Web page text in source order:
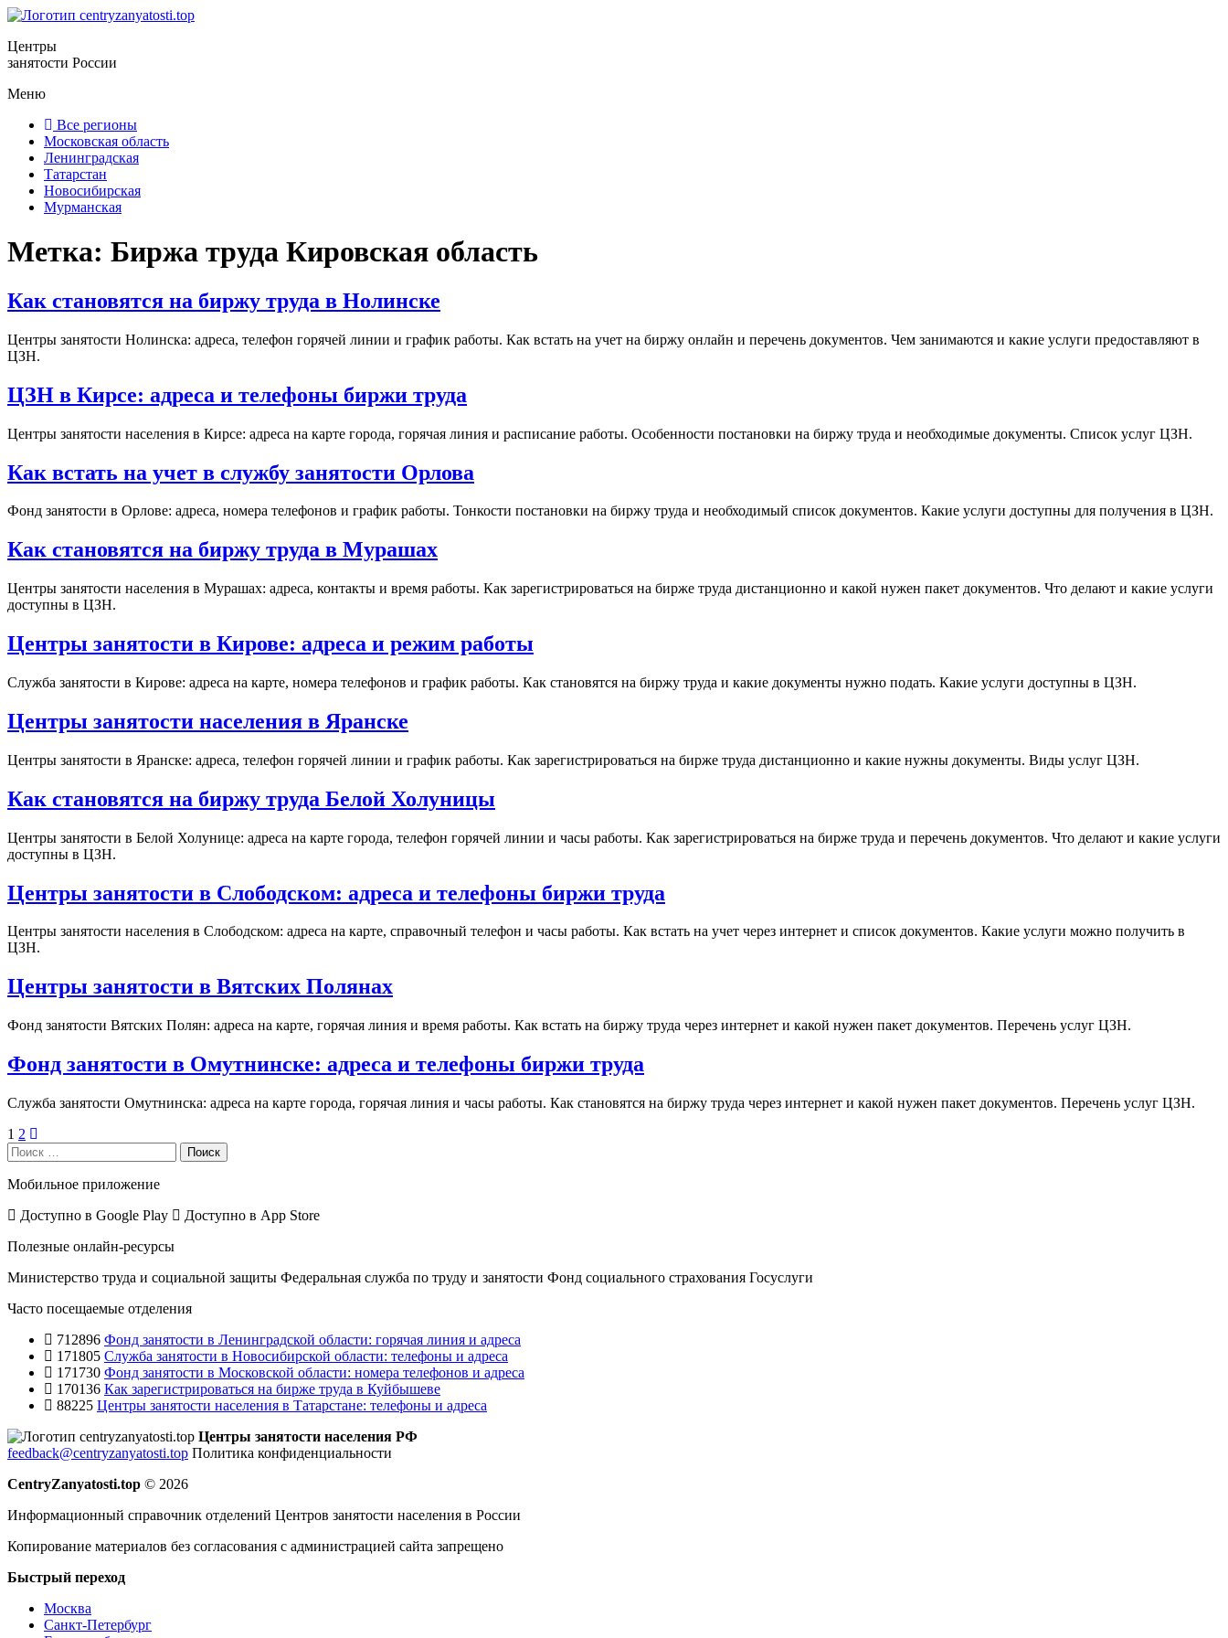
Центры
занятости России
Меню
Все регионы
Московская область
Ленинградская
Татарстан
Новосибирская
Мурманская
Метка: Биржа труда Кировская область
Как становятся на биржу труда в Нолинске
Центры занятости Нолинска: адреса, телефон горячей линии и график работы. Как встать на учет на биржу онлайн и перечень документов. Чем занимаются и какие услуги предоставляют в
ЦЗН.
ЦЗН в Кирсе: адреса и телефоны биржи труда
Центры занятости населения в Кирсе: адреса на карте города, горячая линия и расписание работы. Особенности постановки на биржу труда и необходимые документы. Список услуг ЦЗН.
Как встать на учет в службу занятости Орлова
Фонд занятости в Орлове: адреса, номера телефонов и график работы. Тонкости постановки на биржу труда и необходимый список документов. Какие услуги доступны для получения в ЦЗН.
Как становятся на биржу труда в Мурашах
Центры занятости населения в Мурашах: адреса, контакты и время работы. Как зарегистрироваться на бирже труда дистанционно и какой нужен пакет документов. Что делают и какие услуги
доступны в ЦЗН.
Центры занятости в Кирове: адреса и режим работы
Служба занятости в Кирове: адреса на карте, номера телефонов и график работы. Как становятся на биржу труда и какие документы нужно подать. Какие услуги доступны в ЦЗН.
Центры занятости населения в Яранске
Центры занятости в Яранске: адреса, телефон горячей линии и график работы. Как зарегистрироваться на бирже труда дистанционно и какие нужны документы. Виды услуг ЦЗН.
Как становятся на биржу труда Белой Холуницы
Центры занятости в Белой Холунице: адреса на карте города, телефон горячей линии и часы работы. Как зарегистрироваться на бирже труда и перечень документов. Что делают и какие услуги
доступны в ЦЗН.
Центры занятости в Слободском: адреса и телефоны биржи труда
Центры занятости населения в Слободском: адреса на карте, справочный телефон и часы работы. Как встать на учет через интернет и список документов. Какие услуги можно получить в
ЦЗН.
Центры занятости в Вятских Полянах
Фонд занятости Вятских Полян: адреса на карте, горячая линия и время работы. Как встать на биржу труда через интернет и какой нужен пакет документов. Перечень услуг ЦЗН.
Фонд занятости в Омутнинске: адреса и телефоны биржи труда
Служба занятости Омутнинска: адреса на карте города, горячая линия и часы работы. Как становятся на биржу труда через интернет и какой нужен пакет документов. Перечень услуг ЦЗН.
Навигация
по
записям
1 2
Поиск
Мобильное приложение
Доступно в Google Play Доступно в App Store
Полезные онлайн-ресурсы
Министерство труда и социальной защиты Федеральная служба по труду и занятости Фонд социального страхования Госуслуги
Часто посещаемые отделения
712896 Фонд занятости в Ленинградской области: горячая линия и адреса
171805 Служба занятости в Новосибирской области: телефоны и адреса
171730 Фонд занятости в Московской области: номера телефонов и адреса
170136 Как зарегистрироваться на бирже труда в Куйбышеве
88225 Центры занятости населения в Татарстане: телефоны и адреса
Центры занятости населения РФ
feedback@centryzanyatosti.top Политика конфиденциальности
CentryZanyatosti.top © 2026
Информационный справочник отделений Центров занятости населения в России
Копирование материалов без согласования с администрацией сайта запрещено
Быстрый переход
Москва
Санкт-Петербург